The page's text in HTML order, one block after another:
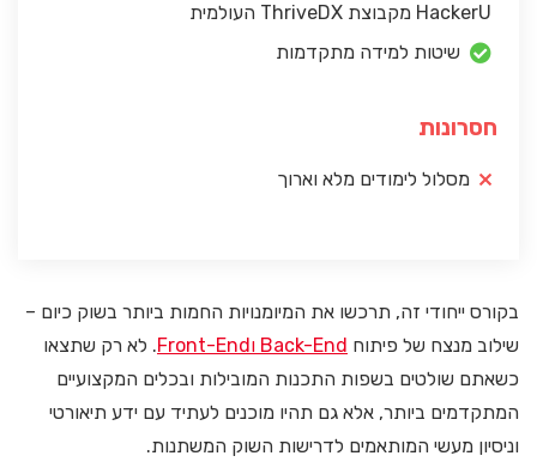
HackerU מקבוצת ThriveDX העולמית
שיטות למידה מתקדמות
חסרונות
מסלול לימודים מלא וארוך
בקורס ייחודי זה, תרכשו את המיומנויות החמות ביותר בשוק כיום –
שילוב מנצח של פיתוח Back-End וFront-End
. לא רק שתצאו
כשאתם שולטים בשפות התכנות המובילות ובכלים המקצועיים
המתקדמים ביותר, אלא גם תהיו מוכנים לעתיד עם ידע תיאורטי
וניסיון מעשי המותאמים לדרישות השוק המשתנות.